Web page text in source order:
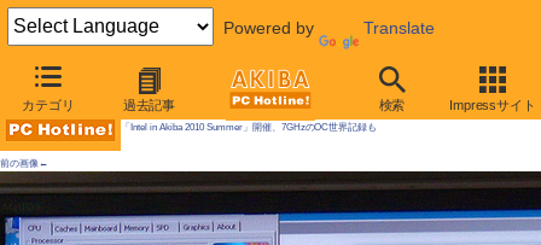
Powered by Translate
カテゴリ 過去記事 検索 Impressサイト
AKIBA PC Hotline! 2010年6月19日号
「Intel in Akiba 2010 Summer」開催、7GHzのOC世界記録も
前の画像←